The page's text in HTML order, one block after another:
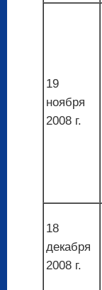
19
ноября
2008 г.
18
декабря
2008 г.